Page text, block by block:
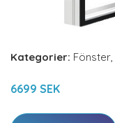
Kategorier: Fönster,
6699 SEK